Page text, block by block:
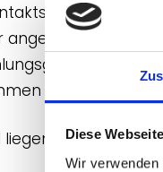
Diese
Wir
wurde
angesiedelt. Sie
aus
sowie
liegen der